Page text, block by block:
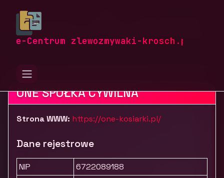
e-Centrum zlewozmywaki-krosch.pl
zlewozmywaki-krosch.pl
Przemysł i produkcja
Kosiarki One
ONE SPÓŁKA CYWILNA
Strona WWW: https://one-kosiarki.pl/
Dane rejestrowe
NIP
6722089188